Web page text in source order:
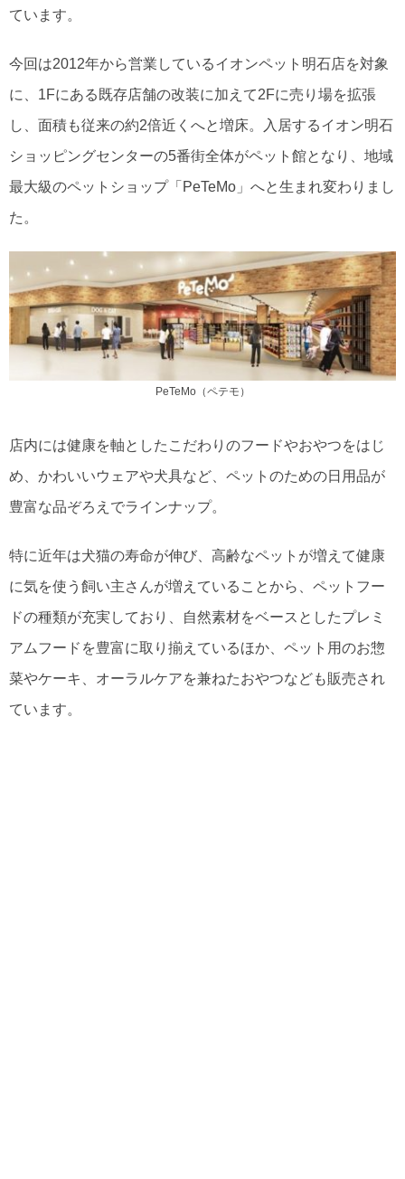
ています。
今回は2012年から営業しているイオンペット明石店を対象
に、1Fにある既存店舗の改装に加えて2Fに売り場を拡張
し、面積も従来の約2倍近くへと増床。入居するイオン明石
ショッピングセンターの5番街全体がペット館となり、地域
最大級のペットショップ「PeTeMo」へと生まれ変わりまし
た。
PeTeMo（ペテモ）
店内には健康を軸としたこだわりのフードやおやつをはじ
め、かわいいウェアや犬具など、ペットのための日用品が
豊富な品ぞろえでラインナップ。
特に近年は犬猫の寿命が伸び、高齢なペットが増えて健康
に気を使う飼い主さんが増えていることから、ペットフー
ドの種類が充実しており、自然素材をベースとしたプレミ
アムフードを豊富に取り揃えているほか、ペット用のお惣
菜やケーキ、オーラルケアを兼ねたおやつなども販売され
ています。